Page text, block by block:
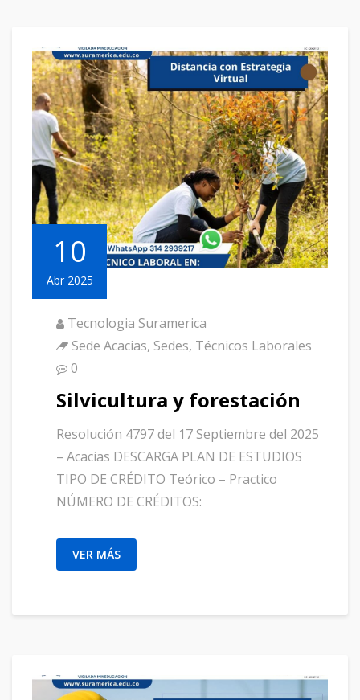
10
Abr 2025
Tecnologia Suramerica
Sede Acacias, Sedes, Técnicos Laborales
0
Silvicultura y forestación
Resolución 4797 del 17 Septiembre del 2025
– Acacias DESCARGA PLAN DE ESTUDIOS
TIPO DE CRÉDITO Teórico – Practico
NÚMERO DE CRÉDITOS:
VER MÁS